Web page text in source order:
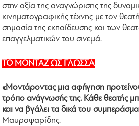
στην αξία της αναγνώρισης της
κινηματογραφικής τέχνης με τον
σημασία της εκπαίδευσης και των
επαγγελματικών του σινεμά.
ΤΟ ΜΟΝΤΑΖ ΩΣ ΓΛΩΣΣΑ
«Μοντάροντας μια αφήγηση
τρόπο ανάγνωσής της. Κάθε θεατής
και να βγάλει τα δικά του
Μαυροψαρίδης.